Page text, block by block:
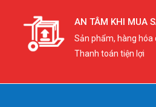
AN TÂM KHI MUA
Sản phẩm, hàng hóa
Thanh toán tiện lợi